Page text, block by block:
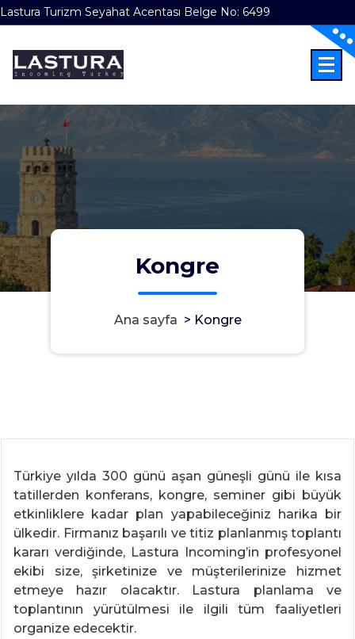
Lastura Turizm Seyahat Acentası Belge No: 6499
geç
Kongre
Ana sayfa > Kongre
Türkiye yılda 300 günü aşan güneşli günü ile kısa
tatillerden konferans, kongre, seminer gibi büyük
etkinliklere kadar plan yapabileceğiniz harika bir
ülkedir. Firmanız başarılı ve titiz planlanmış toplantı
kararı verdiğinde, Lastura Incoming’in profesyonel
ekibi size, şirketinize ve müşterilerinize hizmet
etmeye hazır olacaktır. Lastura planlama ve
toplantının yürütülmesi ile ilgili tüm faaliyetleri
organize edecektir.